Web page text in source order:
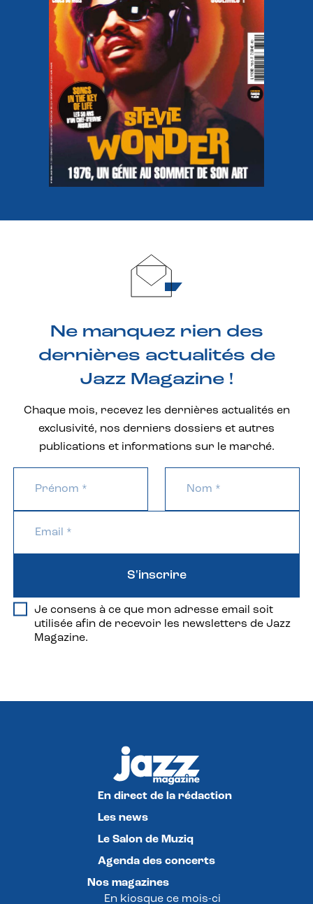
Ne manquez rien des
dernières actualités de
Jazz Magazine !
Chaque mois, recevez les dernières actualités en
exclusivité, nos derniers dossiers et autres
publications et informations sur le marché.
Je consens à ce que mon adresse email soit
utilisée afin de recevoir les newsletters de Jazz
Magazine.
S'inscrire
En direct de la rédaction
Les news
Le Salon de Muziq
Agenda des concerts
Nos magazines
En kiosque ce mois-ci